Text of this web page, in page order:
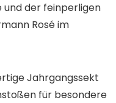
und der feinperligen
Rosé im
Jahrgangssekt
für besondere